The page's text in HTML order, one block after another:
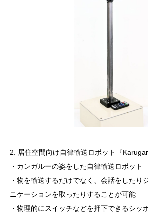
2. 居住空間向け自律輸送ロボット『
・カンガルーの姿をした自律輸送ロボット
・物を輸送するだけでなく、会話をしたり
ニケーションを取ったりすることが可能
・物理的にスイッチなどを押下できるシッ